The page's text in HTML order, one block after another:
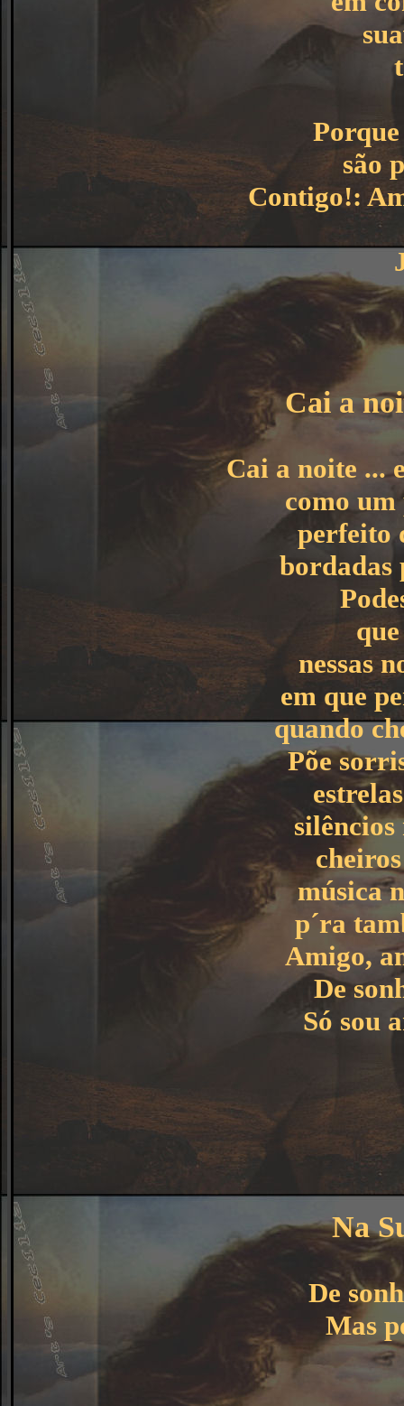
são
Contigo!:
Cai a
Cai a noite ...
como
perfeito
bordadas
nessas
em que
quando
Põe
silêncios
música
p´ra
Amigo,
De
Só sou
Na
De
Mas